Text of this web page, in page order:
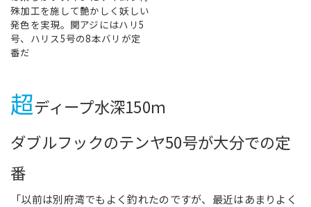
殊加工を施して艶かしく妖しい
発色を実現。関アジにはハリ5
号、ハリス5号の8本バリが定
番だ
超ディープ水深150ｍ
ダブルフックのテンヤ50号が大分での定
番
「以前は別府湾でもよく釣れたのですが、最近はあまりよく